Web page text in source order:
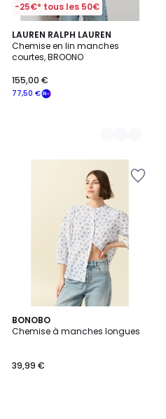
-25€* tous les 50€
LAUREN RALPH LAUREN
Chemise en lin manches
courtes, BROONO
77,50 €
155,00 €
2
Couleurs
BONOBO
Chemise à manches longues
39,99 €